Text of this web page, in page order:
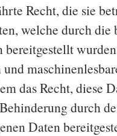
Recht, die sie
welche durch die
das Recht, diese
durch
Daten